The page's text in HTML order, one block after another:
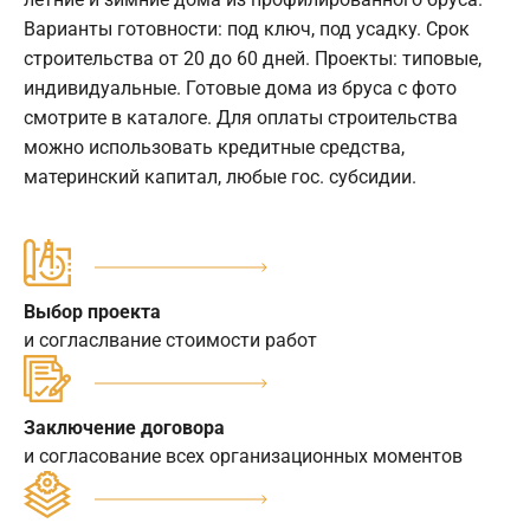
Варианты готовности: под ключ, под усадку. Срок
строительства от 20 до 60 дней. Проекты: типовые,
индивидуальные. Готовые дома из бруса с фото
смотрите в каталоге. Для оплаты строительства
можно использовать кредитные средства,
материнский капитал, любые гос. субсидии.
Выбор проекта
и согласлвание стоимости работ
Заключение договора
и согласование всех организационных моментов